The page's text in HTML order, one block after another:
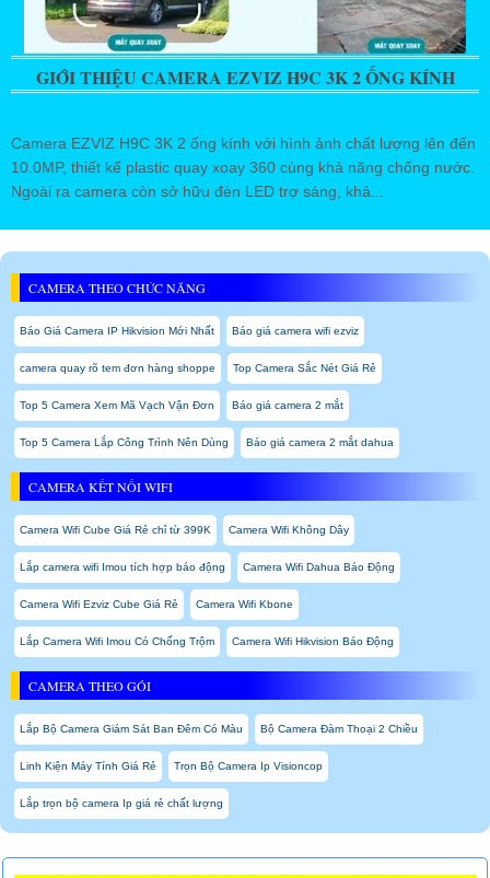
GIỚI THIỆU CAMERA EZVIZ H9C 3K 2 ỐNG KÍNH
Camera EZVIZ H9C 3K 2 ống kính với hình ảnh chất lượng lên đến
10.0MP, thiết kế plastic quay xoay 360 cùng khả năng chống nước.
Ngoài ra camera còn sở hữu đèn LED trợ sáng, khả...
CAMERA THEO CHỨC NĂNG
Báo Giá Camera IP Hikvision Mới Nhất Báo giá camera wifi ezviz
camera quay rõ tem đơn hàng shoppe Top Camera Sắc Nét Giá Rẻ
Top 5 Camera Xem Mã Vạch Vận Đơn Báo giá camera 2 mắt
Top 5 Camera Lắp Công Trình Nên Dùng Báo giá camera 2 mắt dahua
CAMERA KẾT NỐI WIFI
Camera Wifi Cube Giá Rẻ chỉ từ 399K Camera Wifi Không Dây
Lắp camera wifi Imou tích hợp báo động Camera Wifi Dahua Báo Động
Camera Wifi Ezviz Cube Giá Rẻ Camera Wifi Kbone
Lắp Camera Wifi Imou Có Chống Trộm Camera Wifi Hikvision Báo Động
CAMERA THEO GÓI
Lắp Bộ Camera Giám Sát Ban Đêm Có Màu Bộ Camera Đàm Thoại 2 Chiều
Linh Kiện Máy Tính Giá Rẻ Trọn Bộ Camera Ip Visioncop
Lắp trọn bộ camera Ip giá rẻ chất lượng